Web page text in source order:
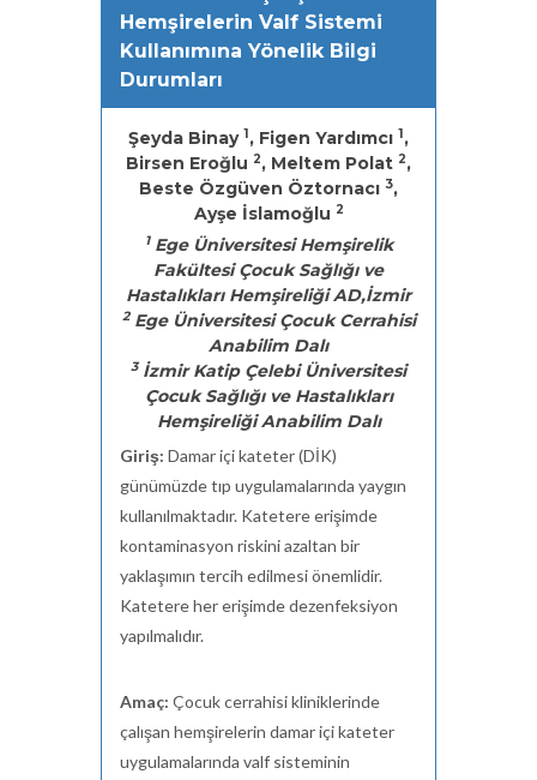
Hemşirelerin Valf Sistemi
Kullanımına Yönelik Bilgi
Durumları
Şeyda Binay 1, Figen Yardımcı 1,
Birsen Eroğlu 2, Meltem Polat 2,
Beste Özgüven Öztornacı 3,
Ayşe İslamoğlu 2
1Ege Üniversitesi Hemşirelik
Fakültesi Çocuk Sağlığı ve
Hastalıkları Hemşireliği AD,İzmir
2Ege Üniversitesi Çocuk Cerrahisi
Anabilim Dalı
3İzmir Katip Çelebi Üniversitesi
Çocuk Sağlığı ve Hastalıkları
Hemşireliği Anabilim Dalı
Giriş: Damar içi kateter (DİK)
günümüzde tıp uygulamalarında yaygın
kullanılmaktadır. Katetere erişimde
kontaminasyon riskini azaltan bir
yaklaşımın tercih edilmesi önemlidir.
Katetere her erişimde dezenfeksiyon
yapılmalıdır.
Amaç: Çocuk cerrahisi kliniklerinde
çalışan hemşirelerin damar içi kateter
uygulamalarında valf sisteminin